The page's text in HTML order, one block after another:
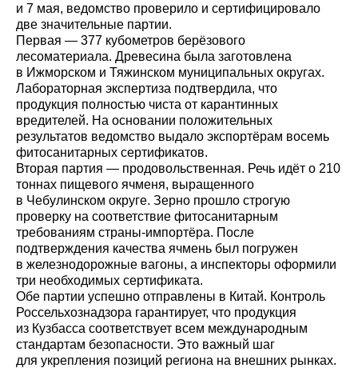
и 7 мая, ведомство проверило и сертифицировало
две значительные партии.
Первая — 377 кубометров берёзового
лесоматериала. Древесина была заготовлена
в Ижморском и Тяжинском муниципальных округах.
Лабораторная экспертиза подтвердила, что
продукция полностью чиста от карантинных
вредителей. На основании положительных
результатов ведомство выдало экспортёрам восемь
фитосанитарных сертификатов.
Вторая партия — продовольственная. Речь идёт о 210
тоннах пищевого ячменя, выращенного
в Чебулинском округе. Зерно прошло строгую
проверку на соответствие фитосанитарным
требованиям страны-импортёра. После
подтверждения качества ячмень был погружен
в железнодорожные вагоны, а инспекторы оформили
три необходимых сертификата.
Обе партии успешно отправлены в Китай. Контроль
Россельхознадзора гарантирует, что продукция
из Кузбасса соответствует всем международным
стандартам безопасности. Это важный шаг
для укрепления позиций региона на внешних рынках.